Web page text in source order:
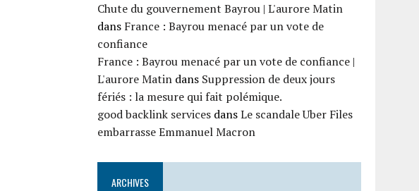
Chute du gouvernement Bayrou | L'aurore Matin
dans France : Bayrou menacé par un vote de
confiance
France : Bayrou menacé par un vote de confiance |
L'aurore Matin dans Suppression de deux jours
fériés : la mesure qui fait polémique.
good backlink services dansLe scandale Uber Files
embarrasse Emmanuel Macron
ARCHIVES